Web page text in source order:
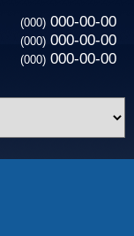
(000) 000-00-00
(000) 000-00-00
(000) 000-00-00